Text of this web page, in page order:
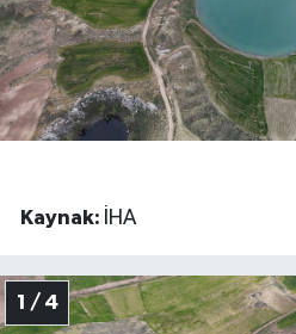
Kaynak: İHA
1 / 4
KURUMSAL